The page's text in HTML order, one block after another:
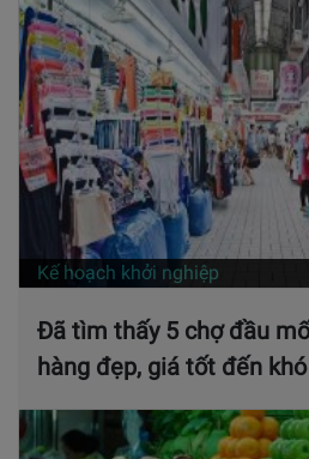
Kế hoạch khởi nghiệp
Đã tìm thấy 5 chợ đầu
hàng đẹp, giá tốt đến